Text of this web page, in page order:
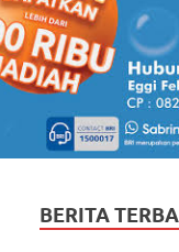
BERITA